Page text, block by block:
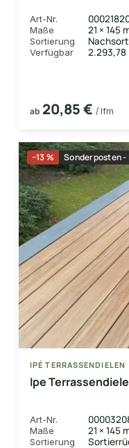
Art-Nr.
Maße 21 × 145
Sortierung
Verfügbar 2.293,78
ab 20,85 € / lfm
−13 % Sonderposten -
IPÉ TERRASSENDIELEN
Ipe
Art-Nr.
Maße 21 × 145
Sortierung